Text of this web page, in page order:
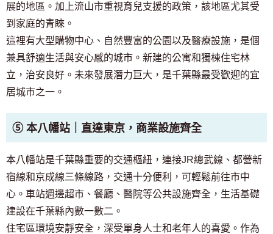
展的地區。加上流山市重視育兒支援的政策，該地區尤其受
到家庭的青睞。
這裡有大型購物中心、自然豐富的公園以及醫療設施，是個
兼具舒適生活與安心感的城市。新建的公寓和獨棟住宅林
立，治安良好。未來發展潛力巨大，是千葉縣最受歡迎的宜
居城市之一。
⑤ 本八幡站｜直達東京，商業設施齊全
本八幡站是千葉縣重要的交通樞紐，連接JR總武線、都營新
宿線和京成線三條線路，交通十分便利，可輕鬆前往市中
心。車站週邊超市、餐廳、醫院等公共設施齊全，生活基礎
建設在千葉縣內數一數二。
住宅區環境安靜安全，深受單身人士和老年人的喜愛。作為